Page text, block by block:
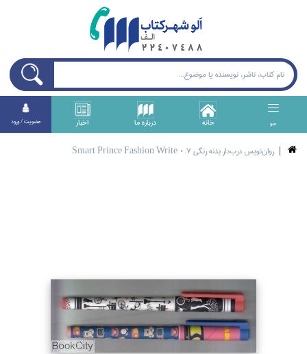
منو خانه درباره ما اخبار عضويت / ورود
روان‌نويس درب‌دار بدنه رنگي Smart Prince Fashion Write 0.7